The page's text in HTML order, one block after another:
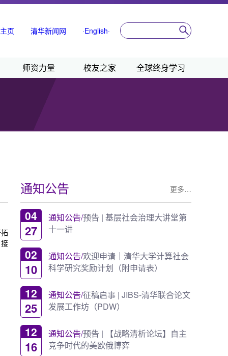
页 清华新闻网 ·English·
师资力量 校友之家 全球终身学习
通知公告 更多…
04
27
通知公告/预告 | 基层社会治理大讲堂第
十一讲
02
10
通知公告/欢迎申请｜清华大学计算社会
科学研究奖励计划（附申请表）
12
25
通知公告/征稿启事 | JIBS-清华联合论文
发展工作坊（PDW）
12
16
通知公告/预告 | 【战略清析论坛】自主
竞争时代的美欧俄博弈